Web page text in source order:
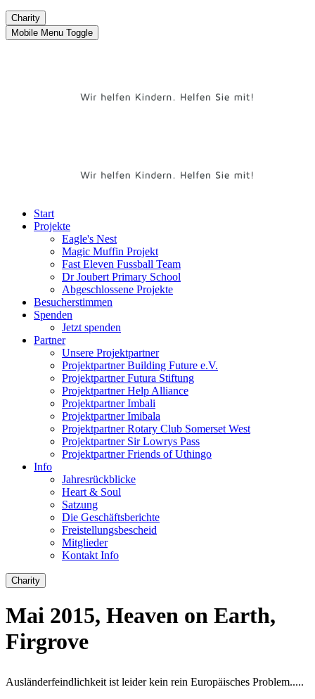
Charity
Mobile Menu Toggle
Start
Projekte
Eagle's Nest
Magic Muffin Projekt
Fast Eleven Fussball Team
Dr Joubert Primary School
Abgeschlossene Projekte
Besucherstimmen
Spenden
Jetzt spenden
Partner
Unsere Projektpartner
Projektpartner Building Future e.V.
Projektpartner Futura Stiftung
Projektpartner Help Alliance
Projektpartner Imbali
Projektpartner Imibala
Projektpartner Rotary Club Somerset West
Projektpartner Sir Lowrys Pass
Projektpartner Friends of Uthingo
Info
Jahresrückblicke
Heart & Soul
Satzung
Die Geschäftsberichte
Freistellungsbescheid
Mitglieder
Kontakt Info
Charity
Mai 2015, Heaven on Earth,
Firgrove
Ausländerfeindlichkeit ist leider kein rein Europäisches Problem.....